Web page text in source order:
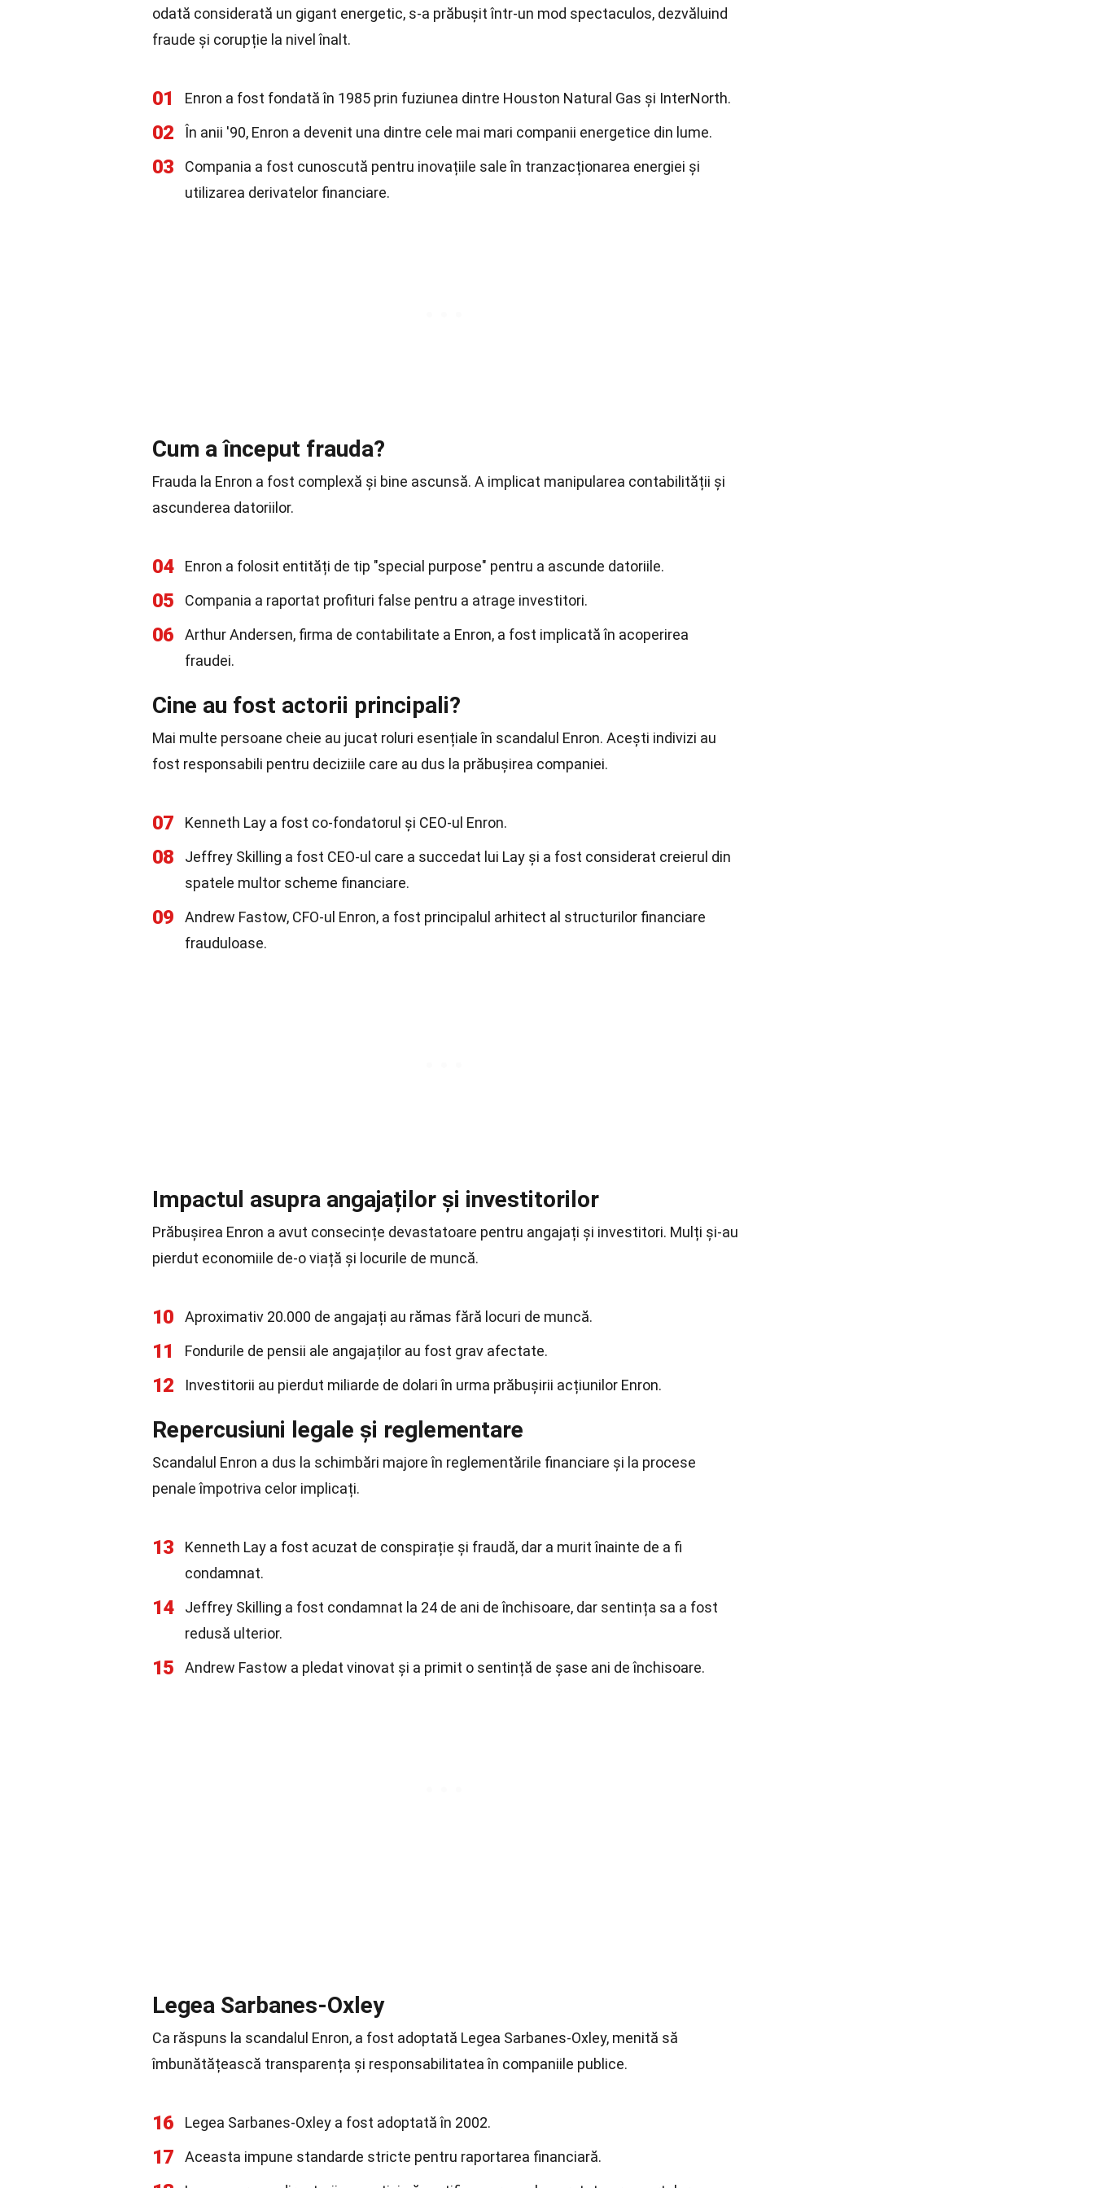
odată considerată un gigant energetic, s-a prăbușit într-un mod spectaculos, dezvăluind
fraude și corupție la nivel înalt.
01 Enron a fost fondată în 1985 prin fuziunea dintre Houston Natural Gas și InterNorth.
02 În anii '90, Enron a devenit una dintre cele mai mari companii energetice din lume.
03
Compania a fost cunoscută pentru inovațiile sale în tranzacționarea energiei și
utilizarea derivatelor financiare.
Cum a început frauda?
Frauda la Enron a fost complexă și bine ascunsă. A implicat manipularea contabilității și
ascunderea datoriilor.
04 Enron a folosit entități de tip "special purpose" pentru a ascunde datoriile.
05 Compania a raportat profituri false pentru a atrage investitori.
06
Arthur Andersen, firma de contabilitate a Enron, a fost implicată în acoperirea
fraudei.
Cine au fost actorii principali?
Mai multe persoane cheie au jucat roluri esențiale în scandalul Enron. Acești indivizi au
fost responsabili pentru deciziile care au dus la prăbușirea companiei.
07 Kenneth Lay a fost co-fondatorul și CEO-ul Enron.
08
Jeffrey Skilling a fost CEO-ul care a succedat lui Lay și a fost considerat creierul din
spatele multor scheme financiare.
09
Andrew Fastow, CFO-ul Enron, a fost principalul arhitect al structurilor financiare
frauduloase.
Impactul asupra angajaților și investitorilor
Prăbușirea Enron a avut consecințe devastatoare pentru angajați și investitori. Mulți și-au
pierdut economiile de-o viață și locurile de muncă.
10 Aproximativ 20.000 de angajați au rămas fără locuri de muncă.
11 Fondurile de pensii ale angajaților au fost grav afectate.
12 Investitorii au pierdut miliarde de dolari în urma prăbușirii acțiunilor Enron.
Repercusiuni legale și reglementare
Scandalul Enron a dus la schimbări majore în reglementările financiare și la procese
penale împotriva celor implicați.
13
Kenneth Lay a fost acuzat de conspirație și fraudă, dar a murit înainte de a fi
condamnat.
14
Jeffrey Skilling a fost condamnat la 24 de ani de închisoare, dar sentința sa a fost
redusă ulterior.
15 Andrew Fastow a pledat vinovat și a primit o sentință de șase ani de închisoare.
Legea Sarbanes-Oxley
Ca răspuns la scandalul Enron, a fost adoptată Legea Sarbanes-Oxley, menită să
îmbunătățească transparența și responsabilitatea în companiile publice.
16 Legea Sarbanes-Oxley a fost adoptată în 2002.
17 Aceasta impune standarde stricte pentru raportarea financiară.